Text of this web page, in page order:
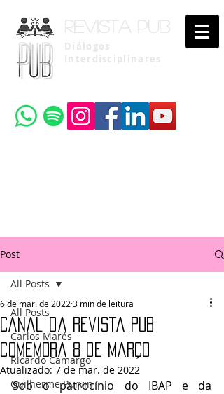
Revista pub
Diálogos
Interdisciplinares
Post
All Posts
Carlos Marés
Ricardo Camargo
Guilherme Purvin
All Posts
Canal da Revista PUB
comemora 8 de Março
6 de mar. de 2022 3 min de leitura
Atualizado: 7 de mar. de 2022
Sob o patrocínio do IBAP e da